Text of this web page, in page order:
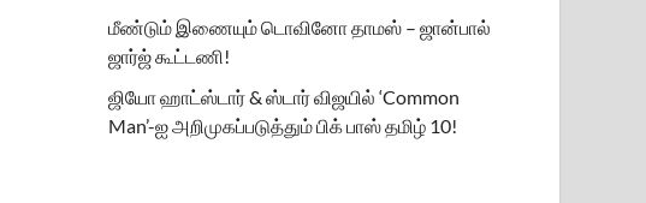
மீண்டும் இணையும் டொவினோ தாமஸ் – ஜான்பால்
ஜார்ஜ் கூட்டணி!
ஜியோ ஹாட்ஸ்டார் & ஸ்டார் விஜயில் ‘Common
Man’-ஐ அறிமுகப்படுத்தும் பிக் பாஸ் தமிழ் 10!